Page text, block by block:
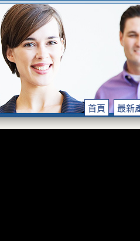
首頁 最新